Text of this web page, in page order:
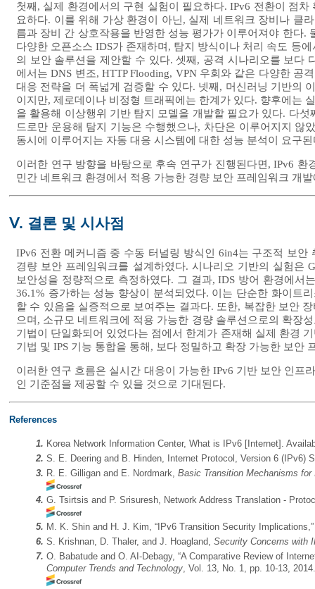
첫째, 실제 환경에서의 구현 실험이 필요하다. IPv6 전환이 점
요하다. 이를 위해 가상 환경이 아닌, 실제 네트워크 장비나 클
름과 장비 간 상호작용을 반영한 성능 평가가 이루어져야 한다.
다양한 오픈소스 IDS가 존재하며, 탐지 방식이나 처리 속도 등
의 보안 솔루션을 제안할 수 있다. 셋째, 공격 시나리오를 보다
에서는 DNS 변조, HTTP Flooding, VPN 우회와 같은 다양한
대응 전략을 더 폭넓게 검증할 수 있다. 넷째, 머신러닝 기반의
이지만, 제로데이나 비정형 트래픽에는 한계가 있다. 향후에는
을 활용해 이상행위 기반 탐지 모델을 개발할 필요가 있다. 다
드로만 운용해 탐지 기능은 수행했으나, 차단은 이루어지지 않
동시에 이루어지는 자동 대응 시스템에 대한 성능 분석이 요구된
이러한 연구 방향을 바탕으로 후속 연구가 진행된다면, IPv6
민간 네트워크 환경에서 적용 가능한 경량 보안 프레임워크 개
Ⅴ. 결론 및 시사점
IPv6 전환 메커니즘 중 수동 터널링 방식인 6in4는 구조적 보
경량 보안 프레임워크를 설계하였다. 시나리오 기반의 실험은
보안성을 정량적으로 측정하였다. 그 결과, IDS 방어 환경에서
36.1% 증가하는 성능 향상이 분석되었다. 이는 단순한 화이트
할 수 있음을 실증적으로 보여주는 결과다. 또한, 복잡한 보안
으며, 소규모 네트워크에 적용 가능한 경량 솔루션으로의 확장
기법이 단일화되어 있었다는 점에서 한계가 존재해 실제 환경
기법 및 IPS 기능 통합을 통해, 보다 정밀하고 확장 가능한 보안
이러한 연구 흐름은 실시간 대응이 가능한 IPv6 기반 보안 인프
인 기준점을 제공할 수 있을 것으로 기대된다.
References
1. Korea Network Information Center, What is IPv6 [Internet].
2. S. E. Deering and B. Hinden, Internet Protocol, Version 6 (IPv6)
3. R. E. Gilligan and E. Nordmark, Basic Transition Mechanisms
4. G. Tsirtsis and P. Srisuresh, Network Address Translation -
5. M. K. Shin and H. J. Kim, “IPv6 Transition Security
6. S. Krishnan, D. Thaler, and J. Hoagland, Security Concerns with
7. O. Babatude and O. AI-Debagy, “A Comparative Review of
Computer Trends and Technology, Vol. 13, No. 1, pp. 10-13, 2014.